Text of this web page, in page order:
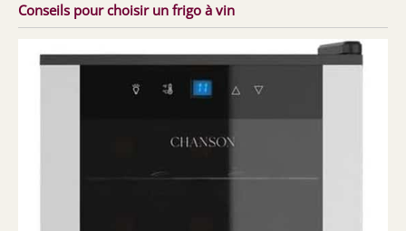
Conseils pour choisir un frigo à vin